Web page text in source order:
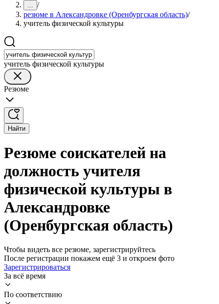
... /
резюме в Александровке (Оренбургская область)/
учитель физической культуры
учитель физической культуры
Резюме
Найти
Резюме соискателей на
должность учителя
физической культуры в
Александровке
(Оренбургская область)
Чтобы видеть все резюме, зарегистрируйтесь
После регистрации покажем ещё 3 и откроем фото
Зарегистрироваться
За всё время
По соответствию